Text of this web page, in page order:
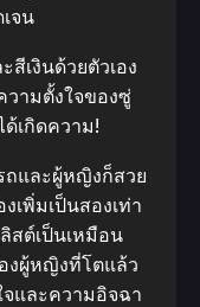
จน
เงินด้วยตัวเอง
ามตั้งใจของซู่
เกิดความ!
ถและผู้หญิงก็สวย
เพิ่มเป็นสองเท่า
สต์เป็นเหมือน
งผู้หญิงที่โตแล้ว
และความอิจฉา